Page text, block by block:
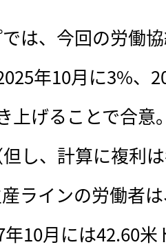
は、 今回の労働
年10月に3%、
上げることで合意
し、計算に複利
ラインの労働者
10月には42.60